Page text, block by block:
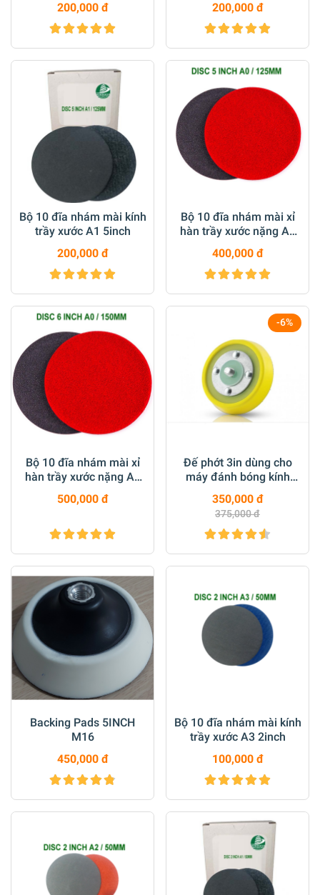
200,000 đ
200,000 đ
Bộ 10 đĩa nhám mài kính
trầy xước A1 5inch
200,000 đ
Bộ 10 đĩa nhám mài xỉ
hàn trầy xước nặng A0
5inch
400,000 đ
Bộ 10 đĩa nhám mài xỉ
hàn trầy xước nặng A0
6inch
500,000 đ
-6%
Đế phớt 3in dùng cho
máy đánh bóng kính
GV6010 loại tốt
350,000 đ
375,000 đ
Backing Pads 5INCH
M16
450,000 đ
Bộ 10 đĩa nhám mài kính
trầy xước A3 2inch
100,000 đ